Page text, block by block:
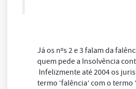
Já os nºs 2 e 3 falam da
quem pede a Insolvência
Infelizmente até 2004 os
termo ‘falência’ com o termo